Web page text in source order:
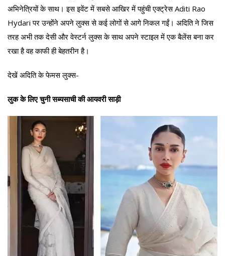
अभिनेत्रियों के साथ। इस इवेंट में सबसे आखिर में पहुंची एक्ट्रेस Aditi Rao
Hydari पर उन्होंने अपने लुक्स से कई लोगों से आगे निकल गईं। अदिति ने जिस
तरह अभी तक देसी और वेस्टर्न लुक्स के साथ अपने स्टाइल में एक बैलेंस बना कर
रखा है वह काफी ही बेहतरीन है।
देखें अदिति के फेमस लुक्स-
लुक के लिए चुनी सब्यसाची की आयवरी साड़ी